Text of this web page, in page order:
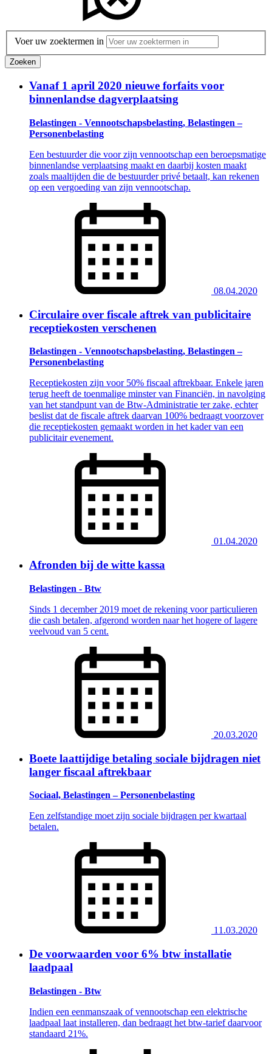
Voer uw zoektermen in
Zoeken
Vanaf 1 april 2020 nieuwe forfaits voor
binnenlandse dagverplaatsing
Belastingen - Vennootschapsbelasting, Belastingen –
Personenbelasting
Een bestuurder die voor zijn vennootschap een beroepsmatige
binnenlandse verplaatsing maakt en daarbij kosten maakt
zoals maaltijden die de bestuurder privé betaalt, kan rekenen
op een vergoeding van zijn vennootschap.
08.04.2020
Circulaire over fiscale aftrek van publicitaire
receptiekosten verschenen
Belastingen - Vennootschapsbelasting, Belastingen –
Personenbelasting
Receptiekosten zijn voor 50% fiscaal aftrekbaar. Enkele jaren
terug heeft de toenmalige minster van Financiën, in navolging
van het standpunt van de Btw-Administratie ter zake, echter
beslist dat de fiscale aftrek daarvan 100% bedraagt voorzover
die receptiekosten gemaakt worden in het kader van een
publicitair evenement.
01.04.2020
Afronden bij de witte kassa
Belastingen - Btw
Sinds 1 december 2019 moet de rekening voor particulieren
die cash betalen, afgerond worden naar het hogere of lagere
veelvoud van 5 cent.
20.03.2020
Boete laattijdige betaling sociale bijdragen niet
langer fiscaal aftrekbaar
Sociaal, Belastingen – Personenbelasting
Een zelfstandige moet zijn sociale bijdragen per kwartaal
betalen.
11.03.2020
De voorwaarden voor 6% btw installatie
laadpaal
Belastingen - Btw
Indien een eenmanszaak of vennootschap een elektrische
laadpaal laat installeren, dan bedraagt het btw-tarief daarvoor
standaard 21%.